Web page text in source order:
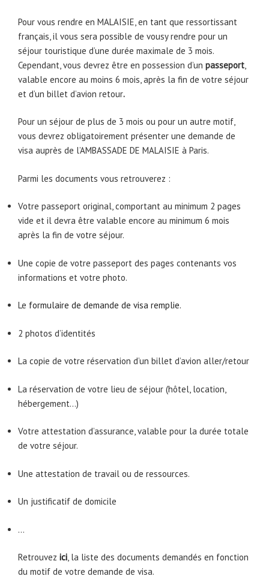
Pour vous rendre en MALAISIE, en tant que ressortissant
français, il vous sera possible de vousy rendre pour un
séjour touristique d’une durée maximale de 3 mois.
Cependant, vous devrez être en possession d’un passeport,
valable encore au moins 6 mois, après la fin de votre séjour
et d’un billet d’avion retour.
Pour un séjour de plus de 3 mois ou pour un autre motif,
vous devrez obligatoirement présenter une demande de
visa auprès de l’AMBASSADE DE MALAISIE à Paris.
Parmi les documents vous retrouverez :
Votre passeport original, comportant au minimum 2 pages
vide et il devra être valable encore au minimum 6 mois
après la fin de votre séjour.
Une copie de votre passeport des pages contenants vos
informations et votre photo.
Le formulaire de demande de visa remplie.
2 photos d’identités
La copie de votre réservation d’un billet d’avion aller/retour
La réservation de votre lieu de séjour (hôtel, location,
hébergement…)
Votre attestation d’assurance, valable pour la durée totale
de votre séjour.
Une attestation de travail ou de ressources.
Un justificatif de domicile
…
Retrouvez ici, la liste des documents demandés en fonction
du motif de votre demande de visa.